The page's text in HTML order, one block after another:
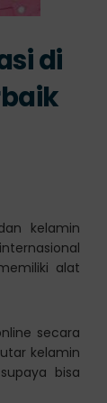
di
kelamin
alat
secara
kelamin
bisa